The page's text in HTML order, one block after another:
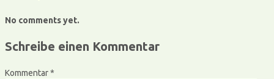
No comments yet.
Schreibe einen Kommentar
Kommentar*